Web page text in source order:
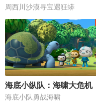
周西川沙漠寻宝遇狂蟒
海底小纵队：海啸大危机
海底小队勇战海啸